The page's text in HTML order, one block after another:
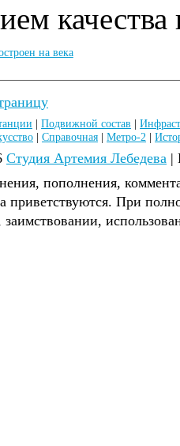
качества
на века
| Подвижной состав |
| Справочная | Метро-2 |
Студия Артемия Лебедева |
пополнения,
приветствуются. При